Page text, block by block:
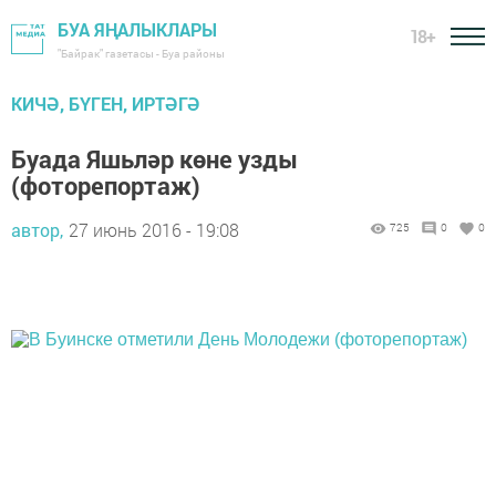
БУА ЯҢАЛЫКЛАРЫ
"Байрак" газетасы - Буа районы
18+
КИЧӘ, БҮГЕН, ИРТӘГӘ
Буада Яшьләр көне узды
(фоторепортаж)
автор, 27 июнь 2016 - 19:08 725 0 0